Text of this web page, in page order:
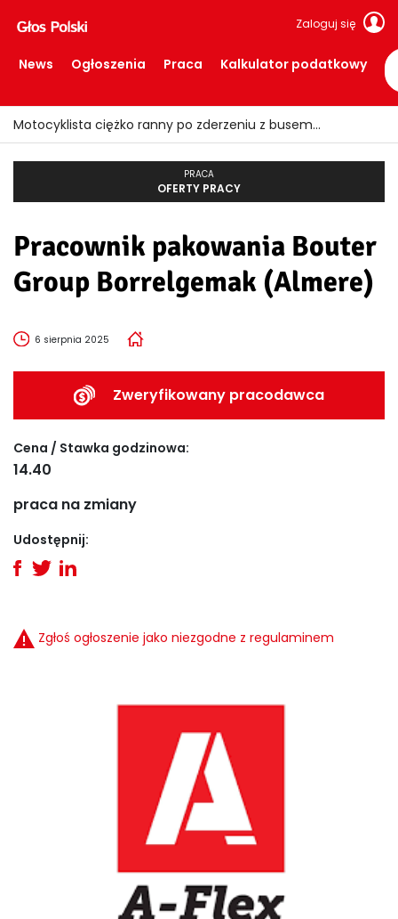
Zaloguj się
News Ogłoszenia Praca Kalkulator podatkowy
Motocyklista ciężko ranny po zderzeniu z busem
PRACA
OFERTY PRACY
Pracownik pakowania Bouter
Group Borrelgemak (Almere)
6 sierpnia 2025
Zweryfikowany pracodawca
Cena / Stawka godzinowa:
14.40
praca na zmiany
Udostępnij:
Zgłoś ogłoszenie jako niezgodne z regulaminem